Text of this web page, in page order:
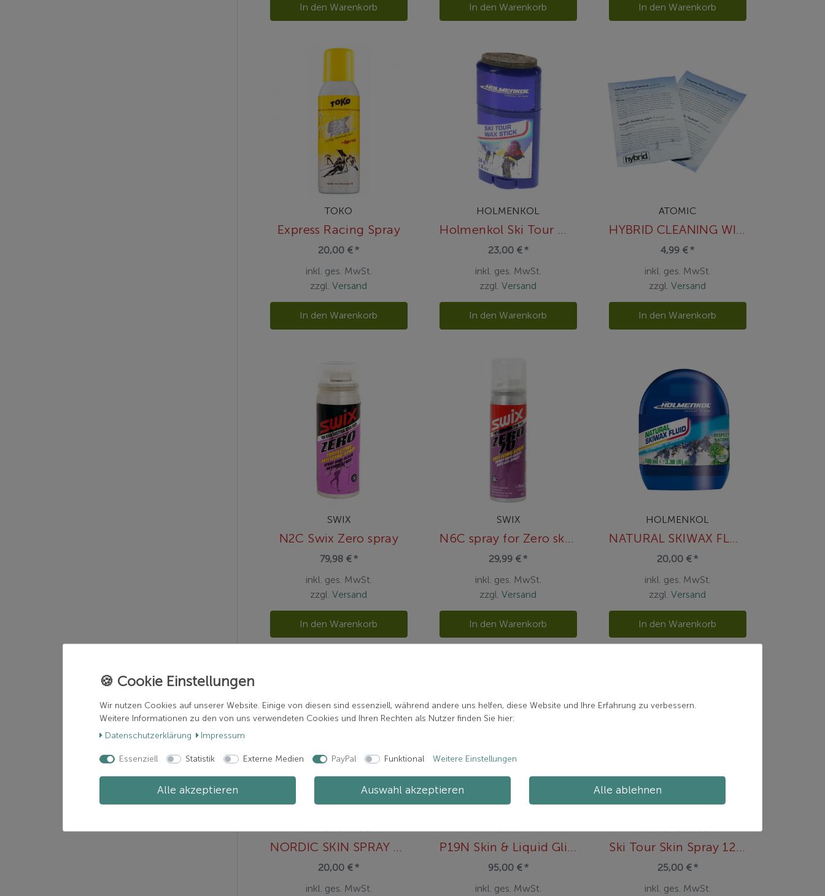
In den Warenkorb In den Warenkorb In den Warenkorb
TOKO
Express Racing Spray
20,00 € *
inkl. ges. MwSt.
zzgl.Versand
In den Warenkorb
HOLMENKOL
Holmenkol Ski Tour Wax Stick 50g
23,00 € *
inkl. ges. MwSt.
zzgl.Versand
In den Warenkorb
ATOMIC
HYBRID CLEANING WIPE Blue
4,99 € *
inkl. ges. MwSt.
zzgl.Versand
In den Warenkorb
SWIX
N2C Swix Zero spray
79,98 € *
inkl. ges. MwSt.
zzgl.Versand
In den Warenkorb
SWIX
N6C spray for Zero ski, 70ml
29,99 € *
inkl. ges. MwSt.
zzgl.Versand
In den Warenkorb
HOLMENKOL
NATURAL SKIWAX FLUID 100 ML
20,00 € *
inkl. ges. MwSt.
zzgl.Versand
In den Warenkorb
20,00 € *
inkl. ges. MwSt.
95,00 € *
inkl. ges. MwSt.
25,00 € *
inkl. ges. MwSt.
Wir nutzen Cookies auf unserer Website. Einige von diesen sind essenziell, während andere uns helfen, diese Website und Ihre Erfahrung zu verbessern.
Weitere Informationen zu den von uns verwendeten Cookies und Ihren Rechten als Nutzer finden Sie hier:
Daten­schutz­erklärung
Impressum
Essenziell Statistik Externe Medien PayPal Funktional Weitere Einstellungen
Alle akzeptieren Auswahl akzeptieren Alle ablehnen